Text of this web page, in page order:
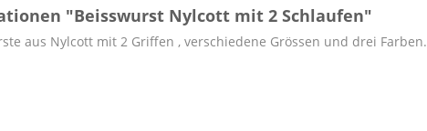
"Beisswurst Nylcott mit 2 Schlaufen"
aus Nylcott mit 2 Griffen , verschiedene Grössen und drei Farben.